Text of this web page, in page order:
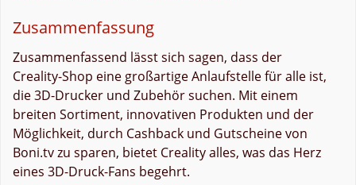
Zusammenfassung
Zusammenfassend lässt sich sagen, dass der
Creality-Shop eine großartige Anlaufstelle für alle ist,
die 3D-Drucker und Zubehör suchen. Mit einem
breiten Sortiment, innovativen Produkten und der
Möglichkeit, durch Cashback und Gutscheine von
Boni.tv zu sparen, bietet Creality alles, was das Herz
eines 3D-Druck-Fans begehrt.